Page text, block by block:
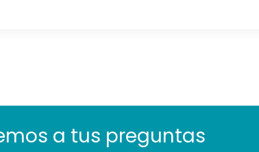
a tus preguntas